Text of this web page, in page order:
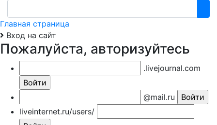
Главная страница
Вход на сайт
Пожалуйста, авторизуйтесь
.livejournal.com
@mail.ru
liveinternet.ru/users/